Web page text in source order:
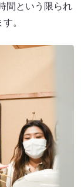
間という限られ
。